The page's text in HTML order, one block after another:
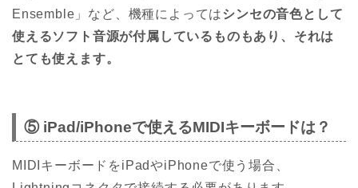
Ensemble」など、機種によっては シンセの音色として
使えるソフト音源が付属しているものもあり、それは
とても使えます。
⑤ iPad/iPhoneで使えるMIDIキーボードは？
MIDIキーボードをiPadやiPhoneで使う場合、